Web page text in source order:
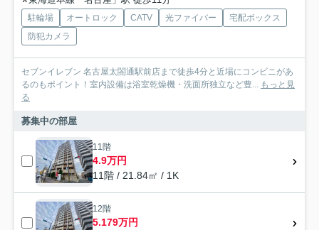
駐輪場 オートロック CATV 光ファイバー
宅配ボックス
防犯カメラ
セブンイレブン 名古屋太閤通駅前店まで徒歩4分と近場にコンビニがあ
るのもポイント！室内設備は浴室乾燥機・洗面所独立など豊...
もっと見
る
募集中の部屋
11階
4.9万円
11階 / 21.84㎡ / 1K
12階
5.179万円